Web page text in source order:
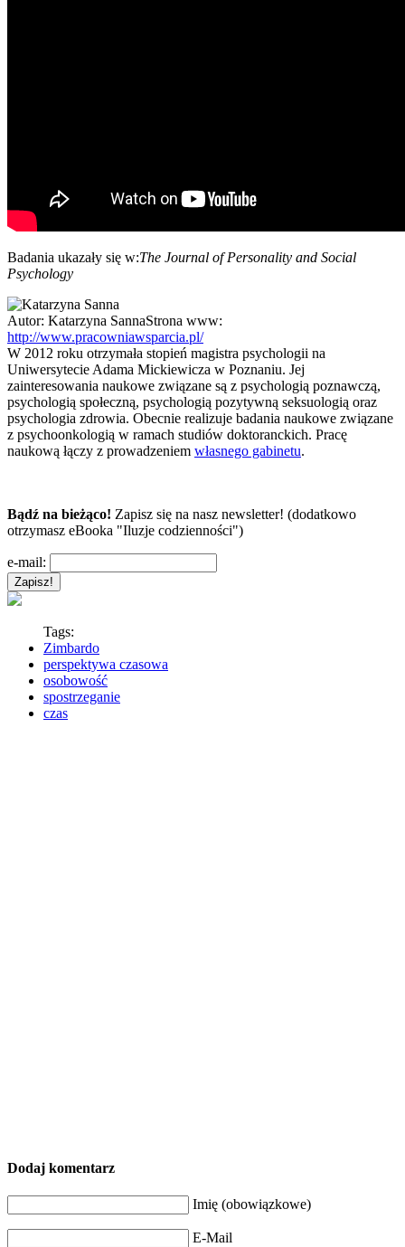
Badania ukazały się w:The Journal of Personality and Social
Psychology
Autor: Katarzyna SannaStrona www:
http://www.pracowniawsparcia.pl/
W 2012 roku otrzymała stopień magistra psychologii na
Uniwersytecie Adama Mickiewicza w Poznaniu. Jej
zainteresowania naukowe związane są z psychologią poznawczą,
psychologią społeczną, psychologią pozytywną seksuologią oraz
psychologia zdrowia. Obecnie realizuje badania naukowe związane
z psychoonkologią w ramach studiów doktoranckich. Pracę
naukową łączy z prowadzeniem własnego gabinetu.
Bądź na bieżąco! Zapisz się na nasz newsletter! (dodatkowo
otrzymasz eBooka "Iluzje codzienności")
e-mail:
Tags:
Zimbardo
perspektywa czasowa
osobowość
spostrzeganie
czas
Dodaj komentarz
Imię (obowiązkowe)
E-Mail